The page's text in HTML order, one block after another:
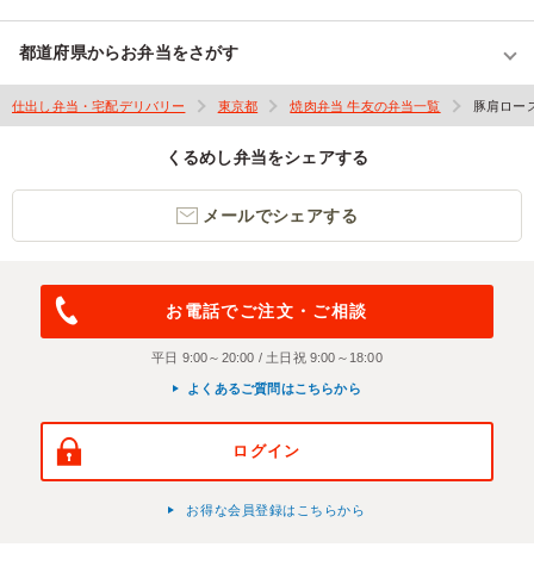
都道府県からお弁当をさがす
仕出し弁当・宅配デリバリー 東京都 焼肉弁当 牛友の弁当一覧 豚肩ロー
くるめし弁当をシェアする
メールでシェアする
お電話でご注文・ご相談
平日 9:00～20:00 / 土日祝 9:00～18:00
よくあるご質問はこちらから
ログイン
お得な会員登録はこちらから